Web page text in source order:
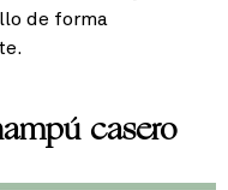
de forma
casero